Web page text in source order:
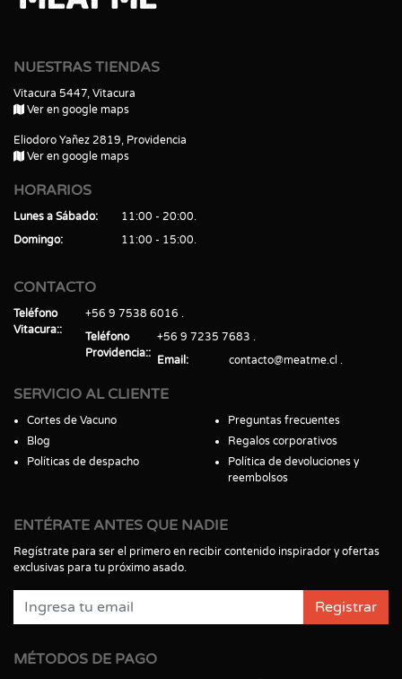
NUESTRAS TIENDAS
Vitacura 5447, Vitacura
Ver en google maps
Eliodoro Yañez 2819, Providencia
Ver en google maps
HORARIOS
Lunes a Sábado
11:00 - 20:00
Domingo
11:00 - 15:00
CONTACTO
Teléfono
Vitacura:
+56 9 7538 6016
Teléfono
Providencia:
+56 9 7235 7683
Email
contacto@meatme.cl
SERVICIO AL CLIENTE
Cortes de Vacuno
Blog
Políticas de despacho
Preguntas frecuentes
Regalos corporativos
Política de devoluciones y
reembolsos
ENTÉRATE ANTES QUE NADIE
Regístrate para ser el primero en recibir contenido inspirador y ofertas
exclusivas para tu próximo asado.
Registrar
MÉTODOS DE PAGO